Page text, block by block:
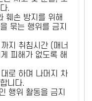
.
훼손 방지를 위해
묶는 행위를 금지
지 취침시간 (매너
피해가 없도록 해
로 하며 나머지 차
니다.
행위 활동을 금지